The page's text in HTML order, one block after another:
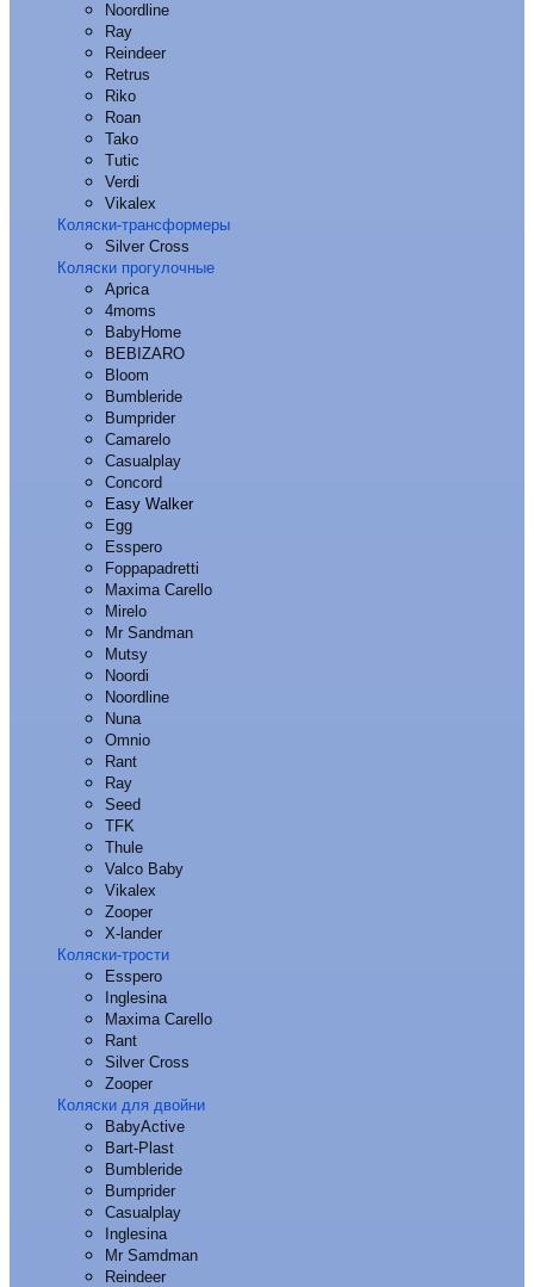
Noordline
Ray
Reindeer
Retrus
Riko
Roan
Tako
Tutic
Verdi
Vikalex
Коляски-трансформеры
Silver Cross
Коляски прогулочные
Aprica
4moms
BabyHome
BEBIZARO
Bloom
Bumbleride
Bumprider
Camarelo
Casualplay
Concord
Easy Walker
Egg
Esspero
Foppapadretti
Maxima Carello
Mirelo
Mr Sandman
Mutsy
Noordi
Noordline
Nuna
Omnio
Rant
Ray
Seed
TFK
Thule
Valco Baby
Vikalex
Zooper
X-lander
Коляски-трости
Esspero
Inglesina
Maxima Carello
Rant
Silver Cross
Zooper
Коляски для двойни
BabyActive
Bart-Plast
Bumbleride
Bumprider
Casualplay
Inglesina
Mr Samdman
Reindeer